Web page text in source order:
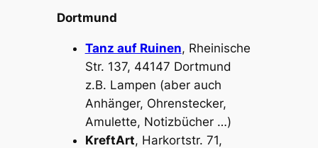
Dortmund
Tanz auf Ruinen, Rheinische
Str. 137, 44147 Dortmund
z.B. Lampen (aber auch
Anhänger, Ohrenstecker,
Amulette, Notizbücher …)
KreftArt, Harkortstr. 71,